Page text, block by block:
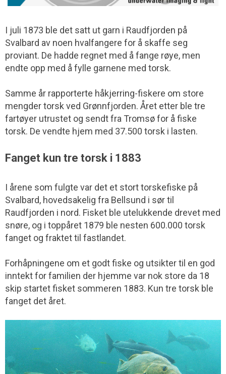
I juli 1873 ble det satt ut garn i Raudfjorden på
Svalbard av noen hvalfangere for å skaffe seg
proviant. De hadde regnet med å fange røye, men
endte opp med å fylle garnene med torsk.
Samme år rapporterte håkjerring-fiskere om store
mengder torsk ved Grønnfjorden. Året etter ble tre
fartøyer utrustet og sendt fra Tromsø for å fiske
torsk. De vendte hjem med 37.500 torsk i lasten.
Fanget kun tre torsk i 1883
I årene som fulgte var det et stort torskefiske på
Svalbard, hovedsakelig fra Bellsund i sør til
Raudfjorden i nord. Fisket ble utelukkende drevet med
snøre, og i toppåret 1879 ble nesten 600.000 torsk
fanget og fraktet til fastlandet.
Forhåpningene om et godt fiske og utsikter til en god
inntekt for familien der hjemme var nok store da 18
skip startet fisket sommeren 1883. Kun tre torsk ble
fanget det året.